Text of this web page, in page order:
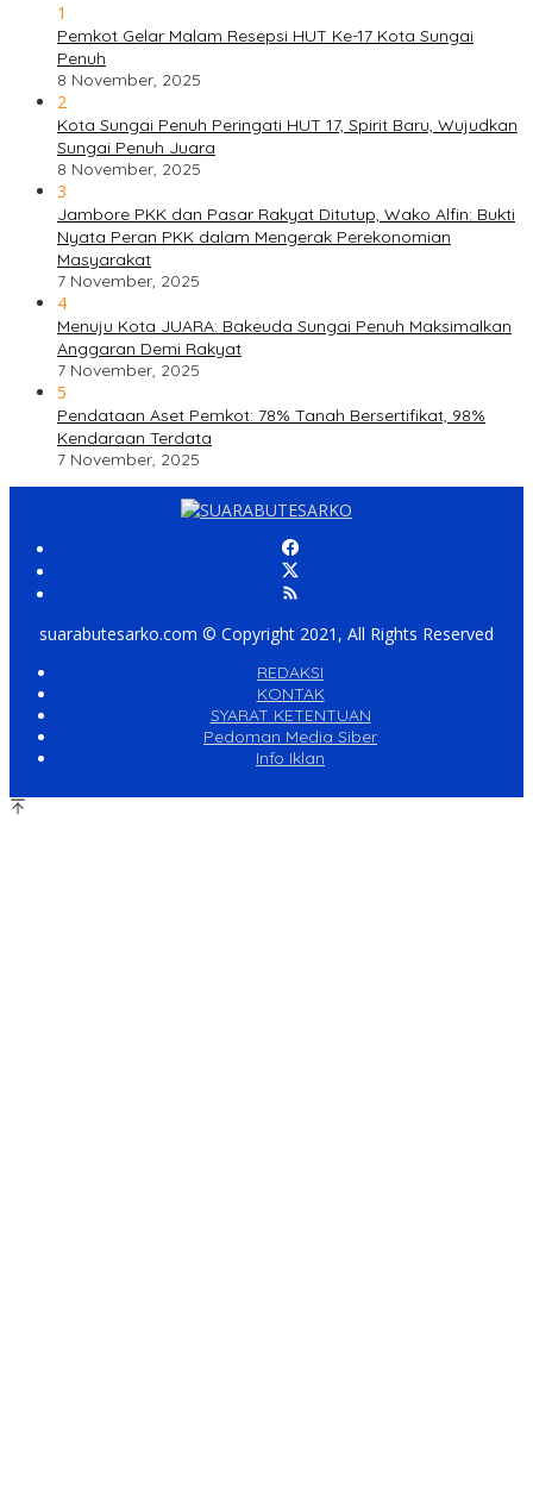
1
Pemkot Gelar Malam Resepsi HUT Ke-17 Kota Sungai
Penuh
8 November, 2025
2
Kota Sungai Penuh Peringati HUT 17, Spirit Baru, Wujudkan
Sungai Penuh Juara
8 November, 2025
3
Jambore PKK dan Pasar Rakyat Ditutup, Wako Alfin: Bukti
Nyata Peran PKK dalam Mengerak Perekonomian
Masyarakat
7 November, 2025
4
Menuju Kota JUARA: Bakeuda Sungai Penuh Maksimalkan
Anggaran Demi Rakyat
7 November, 2025
5
Pendataan Aset Pemkot: 78% Tanah Bersertifikat, 98%
Kendaraan Terdata
7 November, 2025
suarabutesarko.com © Copyright 2021, All Rights Reserved
REDAKSI
KONTAK
SYARAT KETENTUAN
Pedoman Media Siber
Info Iklan